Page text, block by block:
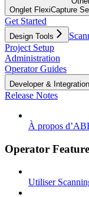
Onglet FlexiCapture
Get Started
Design Tools
Project Setup
Administration
Operator Guides
Developer &
Release Notes
À propos
Operator
Utiliser